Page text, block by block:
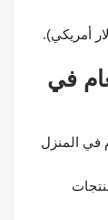
في
في المنزل